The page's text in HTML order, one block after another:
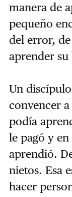
manera de
pequeño
del error,
aprender su
Un
convencer
podía
le pagó y
aprendió.
nietos. Esa
hacer